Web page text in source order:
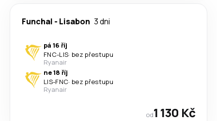
Funchal - Lisabon 3 dni
pá 16 říj
FNC-LIS· bez přestupu
Ryanair
ne 18 říj
LIS-FNC· bez přestupu
Ryanair
od1 130 Kč